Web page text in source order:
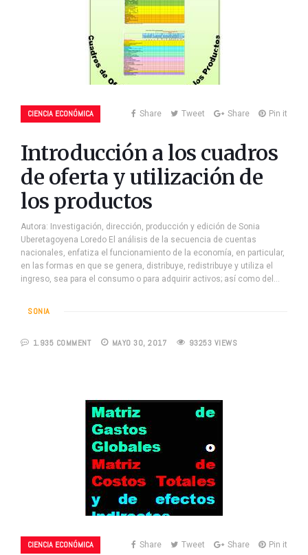
CIENCIA ECONÓMICA Share Tweet Share Pin it
Introducción a los cuadros
de oferta y utilización de
los productos
Autora: Investigación, dirección, producción y edición de Sonia
Uberetagoyena Loredo El análisis de la secuencia de cuentas
nacionales, enfatiza el funcionamiento de la economía, en particular,
en las formas en que se genera, distribuye, redistribuye y utiliza el
ingreso, sea para el consumo o para adquirir activos; así como del…
SONIA
1.935 COMMENT MAYO 30, 2017 93253 VIEWS
CIENCIA ECONÓMICA Share Tweet Share Pin it